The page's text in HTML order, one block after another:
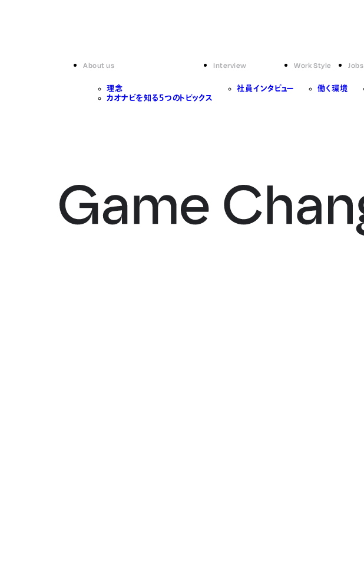
About us
理念
カオナビを知る5つのトピックス
Interview
社員インタビュー
Work Style
働く環境
Jobs